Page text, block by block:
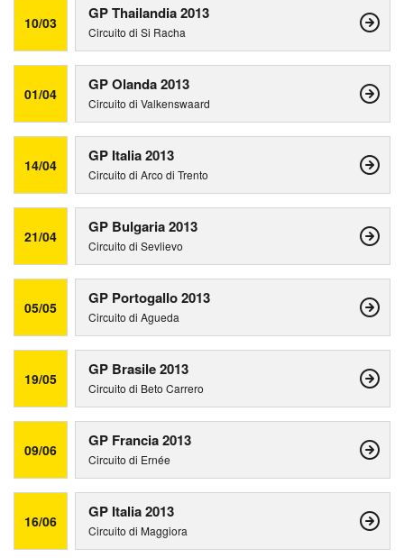
10/03 GP Thailandia 2013
Circuito di Si Racha
01/04 GP Olanda 2013
Circuito di Valkenswaard
14/04 GP Italia 2013
Circuito di Arco di Trento
21/04 GP Bulgaria 2013
Circuito di Sevlievo
05/05 GP Portogallo 2013
Circuito di Agueda
19/05 GP Brasile 2013
Circuito di Beto Carrero
09/06 GP Francia 2013
Circuito di Ernée
16/06 GP Italia 2013
Circuito di Maggiora